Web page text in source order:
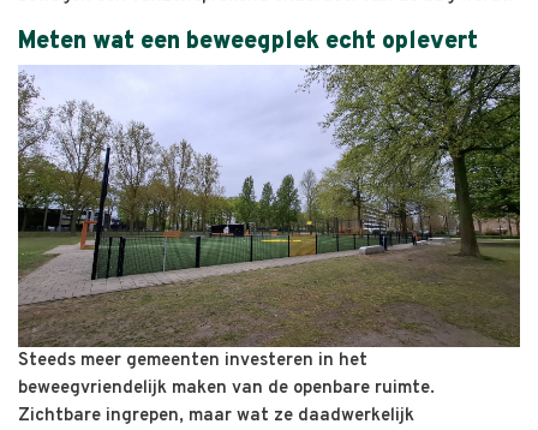
Meten wat een beweegplek echt oplevert
Steeds meer gemeenten investeren in het
beweegvriendelijk maken van de openbare ruimte.
Zichtbare ingrepen, maar wat ze daadwerkelijk